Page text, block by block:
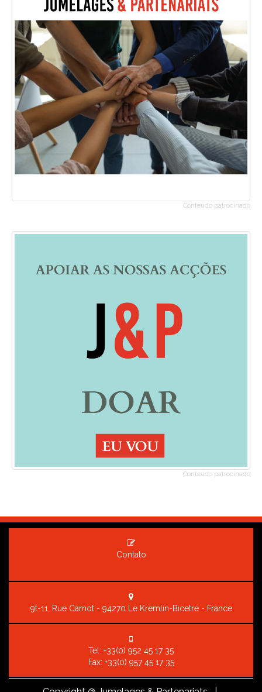
Conteúdo patrocinado
Conteúdo patrocinado
Contato
9t-11, Rue Carnot - 94270 Le Kremlin-Bicetre - France
Tel: +33(0) 952 45 17 35
Fax: +33(0) 957 45 17 35